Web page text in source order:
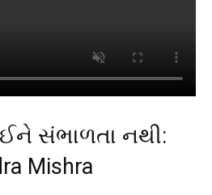
સંભાળતા નથી:
Mishra